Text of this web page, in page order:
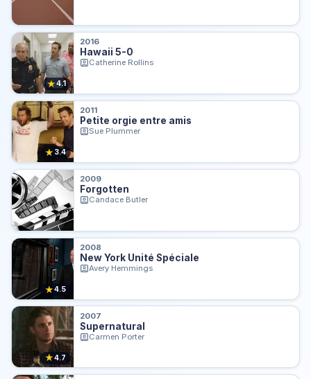
★4.1
2016
Hawaii 5-0
Catherine Rollins
★ 3.4
2011
Petite orgie entre amis
Sue Plummer
2009
Forgotten
Candace Butler
★4.5
2008
New York Unité Spéciale
Avery Hemmings
★4.7
2007
Supernatural
Carmen Porter